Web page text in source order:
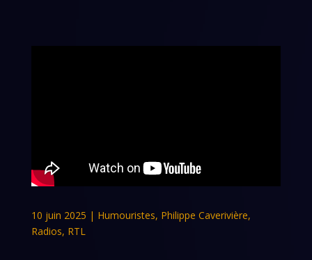
10 juin 2025 | Humouristes, Philippe Caverivière,
Radios, RTL